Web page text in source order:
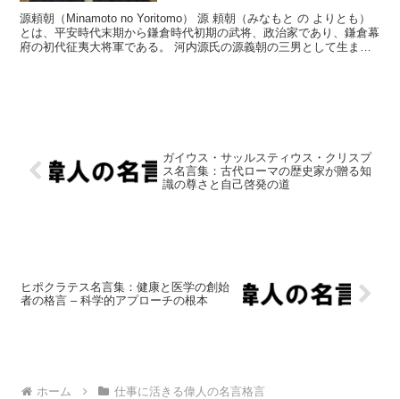
源頼朝（Minamoto no Yoritomo） 源 頼朝（みなもと の よりとも）
とは、平安時代末期から鎌倉時代初期の武将、政治家であり、鎌倉幕
府の初代征夷大将軍である。 河内源氏の源義朝の三男として生まれ
ガイウス・サッルスティウス・クリスプ
ス名言集：古代ローマの歴史家が贈る知
識の尊さと自己啓発の道
ヒポクラテス名言集：健康と医学の創始
者の格言 – 科学的アプローチの根本
ホーム 仕事に活きる偉人の名言格言